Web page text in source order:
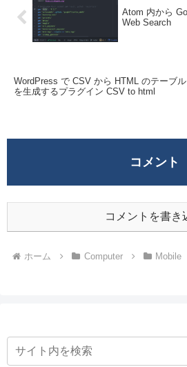
Atom 内から
Web Search
WordPress で CSV から HTML のテーブル
を生成するプラグイン CSV to html
コメント
コメントを書き
ホーム Computer Mobile